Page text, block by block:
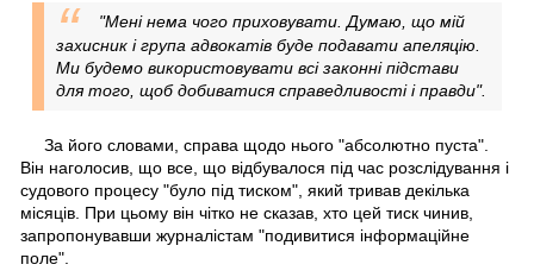
"Мені нема чого приховувати. Думаю, що мій
захисник і група адвокатів буде подавати апеляцію.
Ми будемо використовувати всі законні підстави
для того, щоб добиватися справедливості і правди".
За його словами, справа щодо нього "абсолютно пуста".
Він наголосив, що все, що відбувалося під час розслідування і
судового процесу "було під тиском", який тривав декілька
місяців. При цьому він чітко не сказав, хто цей тиск чинив,
запропонувавши журналістам "подивитися інформаційне
поле".